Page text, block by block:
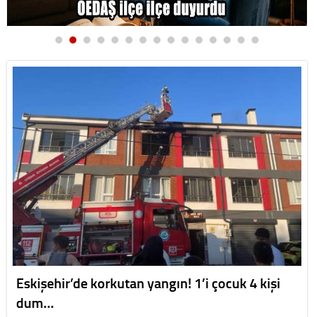
Eskişehir’de korkutan yangın! 1’i çocuk 4 kişi
dum…